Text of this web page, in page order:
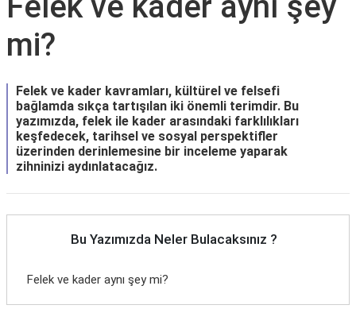
mi?
Felek ve kader kavramları, kültürel ve felsefi
bağlamda sıkça tartışılan iki önemli terimdir. Bu
yazımızda, felek ile kader arasındaki farklılıkları
keşfedecek, tarihsel ve sosyal perspektifler
üzerinden derinlemesine bir inceleme yaparak
zihninizi aydınlatacağız.
Bu Yazımızda Neler Bulacaksınız ?
Felek ve kader aynı şey mi?